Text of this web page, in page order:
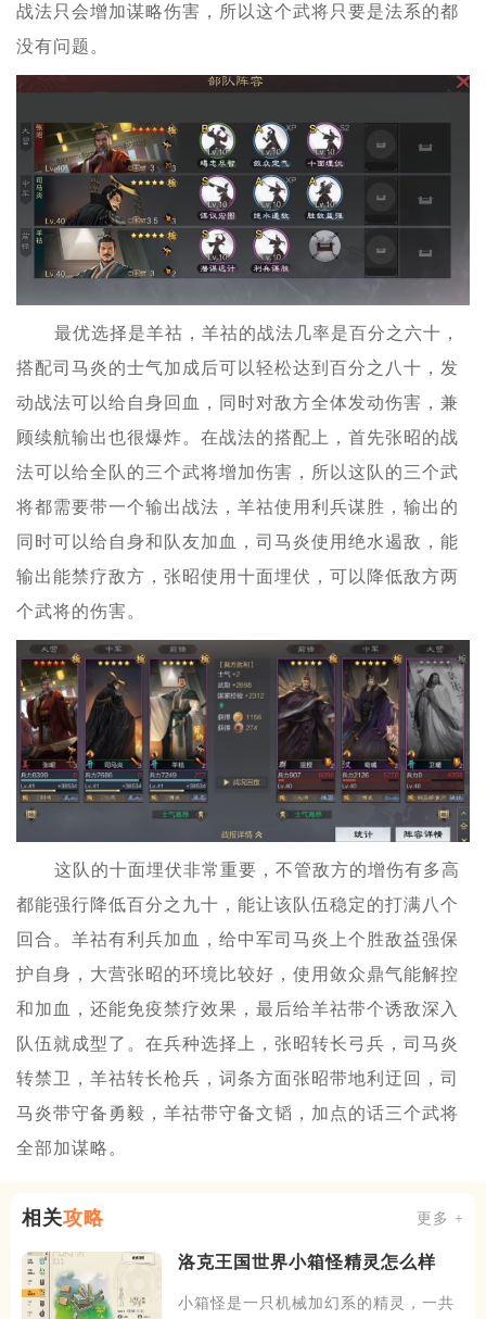
战法只会增加谋略伤害，所以这个武将只要是法系的都
没有问题。
最优选择是羊祜，羊祜的战法几率是百分之六十，
搭配司马炎的士气加成后可以轻松达到百分之八十，发
动战法可以给自身回血，同时对敌方全体发动伤害，兼
顾续航输出也很爆炸。在战法的搭配上，首先张昭的战
法可以给全队的三个武将增加伤害，所以这队的三个武
将都需要带一个输出战法，羊祜使用利兵谋胜，输出的
同时可以给自身和队友加血，司马炎使用绝水遏敌，能
输出能禁疗敌方，张昭使用十面埋伏，可以降低敌方两
个武将的伤害。
这队的十面埋伏非常重要，不管敌方的增伤有多高
都能强行降低百分之九十，能让该队伍稳定的打满八个
回合。羊祜有利兵加血，给中军司马炎上个胜敌益强保
护自身，大营张昭的环境比较好，使用敛众鼎气能解控
和加血，还能免疫禁疗效果，最后给羊祜带个诱敌深入
队伍就成型了。在兵种选择上，张昭转长弓兵，司马炎
转禁卫，羊祜转长枪兵，词条方面张昭带地利迂回，司
马炎带守备勇毅，羊祜带守备文韬，加点的话三个武将
全部加谋略。
相关攻略 更多 +
洛克王国世界小箱怪精灵怎么样
小箱怪是一只机械加幻系的精灵，一共